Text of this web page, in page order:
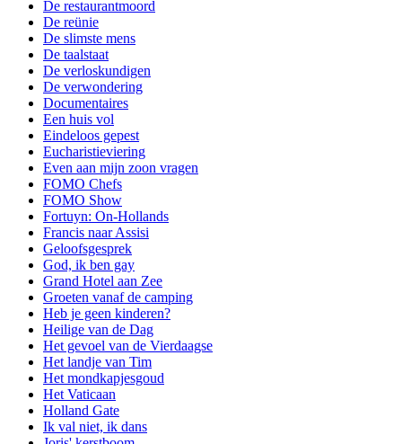
De restaurantmoord
De reünie
De slimste mens
De taalstaat
De verloskundigen
De verwondering
Documentaires
Een huis vol
Eindeloos gepest
Eucharistieviering
Even aan mijn zoon vragen
FOMO Chefs
FOMO Show
Fortuyn: On-Hollands
Francis naar Assisi
Geloofsgesprek
God, ik ben gay
Grand Hotel aan Zee
Groeten vanaf de camping
Heb je geen kinderen?
Heilige van de Dag
Het gevoel van de Vierdaagse
Het landje van Tim
Het mondkapjesgoud
Het Vaticaan
Holland Gate
Ik val niet, ik dans